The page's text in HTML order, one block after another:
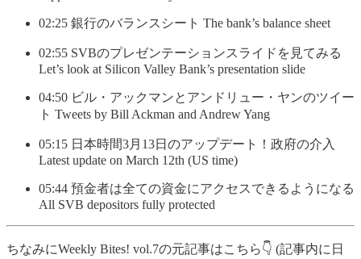
02:25 銀行のバランスシート The bank’s balance sheet
02:55 SVBのプレゼンテーションスライドを見てみる
Let’s look at Silicon Valley Bank’s presentation slide
04:50 ビル・アックマンとアンドリュー・ヤンのツイー
ト Tweets by Bill Ackman and Andrew Yang
05:15 日本時間3月13日のアップデート！政府の介入
Latest update on March 12th (US time)
05:44 預金者は全ての資金にアクセスできるようになる
All SVB depositors fully protected
ちなみにWeekly Bites! vol.7の元記事はこちら👇 (記事内に日